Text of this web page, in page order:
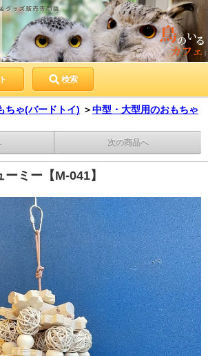
検索
ちゃ(バードトイ) ＞中型・大型用のおもちゃ
次の商品へ
ミー【M-041】